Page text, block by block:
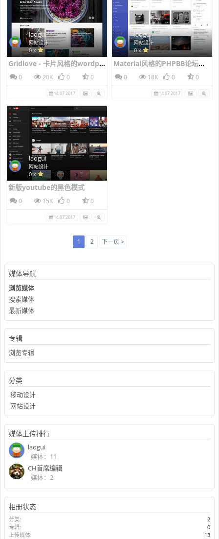
laogui
网站设计
0 x
Gridlove - 卡片风格的wordpress新闻主题风格
0 20K 0 0
14 07 2017
laogui
网站设计
0 x
Material风格的PHPBB论坛风格
0 18K 0 0
14 07 2017
laogui
网站设计
0 x
新版youtube的黑色模式
0 15K 0 0
14 07 2017
1 2 下一页 >
媒体导航
浏览媒体
搜索媒体
最新媒体
专辑
浏览专辑
分类
移动设计
网站设计
媒体上传排行
laogui
媒体：11
CH首席编辑
媒体：2
相册状态
分类:
2
专辑:
0
上传媒体:
13